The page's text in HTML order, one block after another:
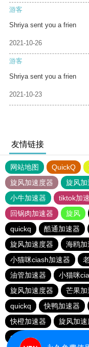
游客
Shriya sent you a frien
2021-10-26
游客
Shriya sent you a frien
2021-10-23
友情链接
网站地图 QuickQ
旋风加速度器
旋风加
小牛加速器
tiktok加
回锅肉加速器
旋风
quickq
酷通加速器
旋风加速度器
海鸥加
小猫咪ciash加速器
油管加速器
小猫咪
旋风加速度器
芒果加
quickq
快鸭加速器
快橙加速器
旋风加速
quickq